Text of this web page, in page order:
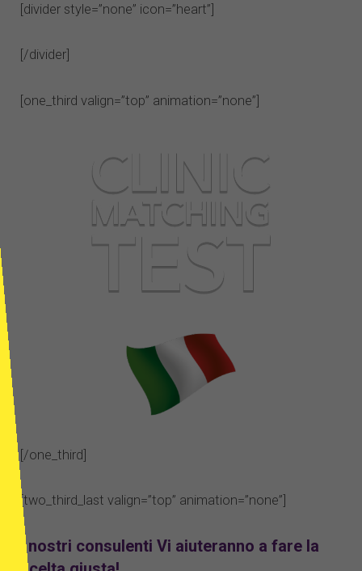
[divider style=”none” icon=”heart”]
[/divider]
[one_third valign=”top” animation=”none”]
[/one_third]
[two_third_last valign=”top” animation=”none”]
I nostri consulenti Vi aiuteranno a fare la